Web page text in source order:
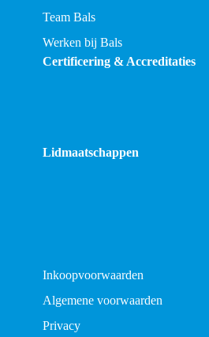
Team Bals
Werken bij Bals
Certificering & Accreditaties
Lidmaatschappen
Inkoopvoorwaarden
Algemene voorwaarden
Privacy